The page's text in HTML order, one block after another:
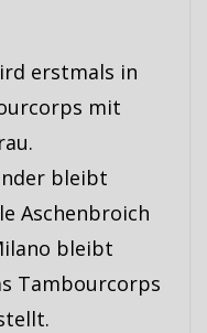
erstmals in
mit
bleibt
Aschenbroich
bleibt
Tambourcorps